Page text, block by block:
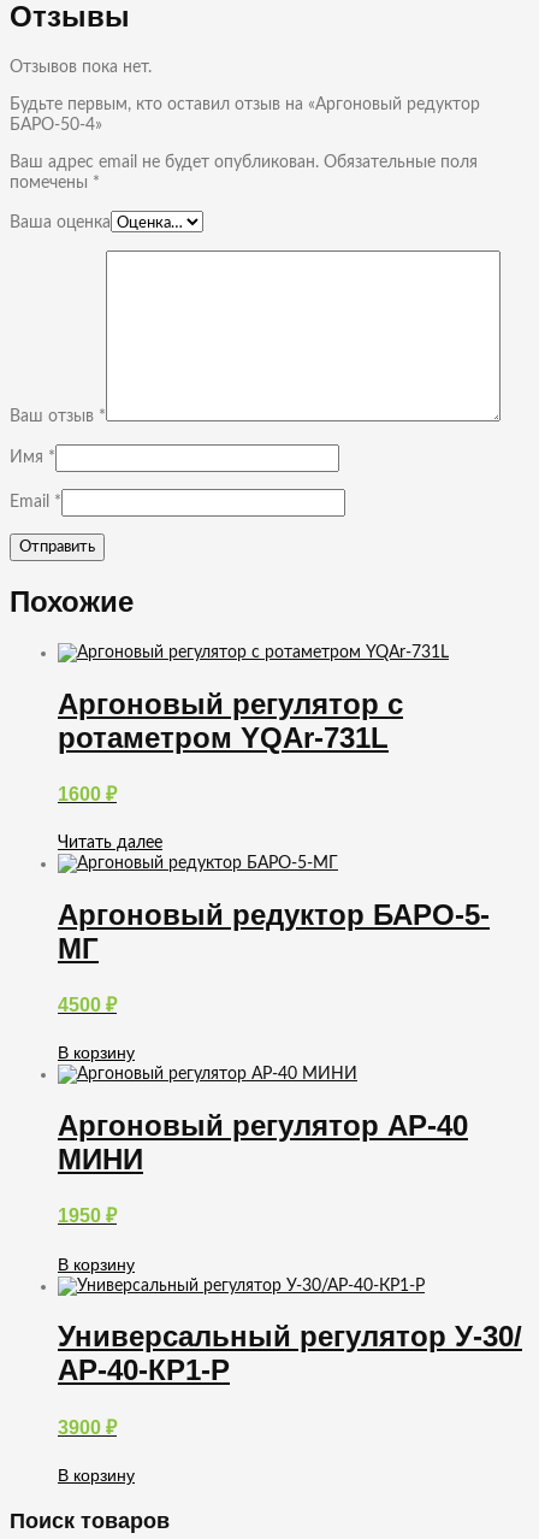
Отзывы
Отзывов пока нет.
Будьте первым, кто оставил отзыв на «Аргоновый редуктор
БАРО-50-4»
Ваш адрес email не будет опубликован. Обязательные поля
помечены *
Ваша оценка
Ваш отзыв *
Имя *
Email *
Похожие
Аргоновый регулятор с
ротаметром YQAr-731L
1600 ₽
Читать далее
Аргоновый редуктор БАРО-5-
МГ
4500 ₽
В корзину
Аргоновый регулятор АР-40
МИНИ
1950 ₽
В корзину
Универсальный регулятор У-30/
АР-40-КР1-Р
3900 ₽
В корзину
Поиск товаров